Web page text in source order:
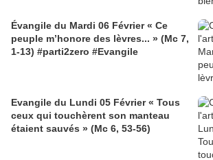
Évangile du Mardi 06 Février « Ce
peuple m’honore des lèvres... » (Mc 7,
1-13) #parti2zero #Evangile
Evangile du Lundi 05 Février « Tous
ceux qui touchèrent son manteau
étaient sauvés » (Mc 6, 53-56)